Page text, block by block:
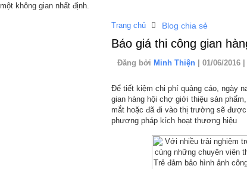
một không gian nhất định.
Trang chủ Blog chia sẻ
Báo giá thi công gian
Đăng bởi Minh Thiện | 01/06/2016 |
Để tiết kiệm chi phí quảng cáo, ngày
gian hàng hội chợ giới thiệu sản
mắt hoặc đã đi vào thị trường sẽ
phương pháp kích hoạt thương hiệu